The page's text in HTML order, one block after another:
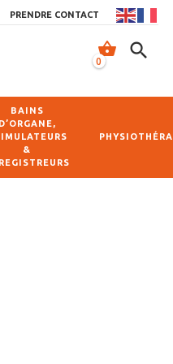
0
shopping_basket search
PRENDRE CONTACT
BAINS
D’ORGANE,
&